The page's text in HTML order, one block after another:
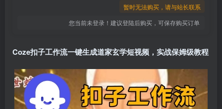
暂时无法购买，请与站长联系
您当前未登录！建议登陆后购买，可保存购买订单
Coze扣子工作流一键生成道家玄学短视频，实战保姆级教程